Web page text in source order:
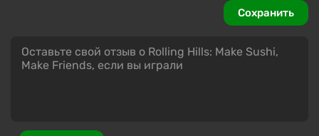
Сохранить